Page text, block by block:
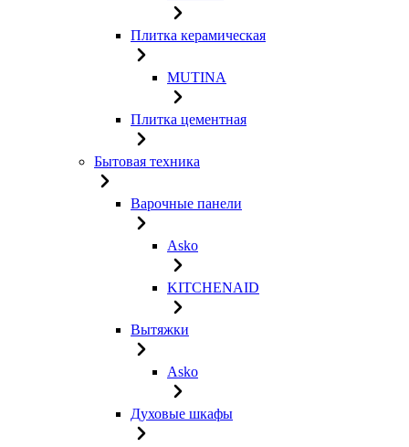
Плитка керамическая
MUTINA
Плитка цементная
Бытовая техника
Варочные панели
Asko
KITCHENAID
Вытяжки
Asko
Духовые шкафы